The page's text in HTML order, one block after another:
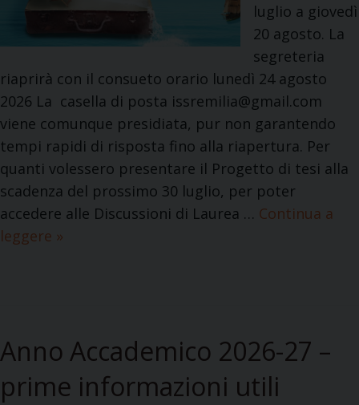
luglio a giovedì
20 agosto. La
segreteria
riaprirà con il consueto orario lunedì 24 agosto
2026 La casella di posta issremilia@gmail.com
viene comunque presidiata, pur non garantendo
tempi rapidi di risposta fino alla riapertura. Per
quanti volessero presentare il Progetto di tesi alla
scadenza del prossimo 30 luglio, per poter
accedere alle Discussioni di Laurea … Continua a
leggere C
u
a
»
Anno Accademico 2026-27 –
prime informazioni utili